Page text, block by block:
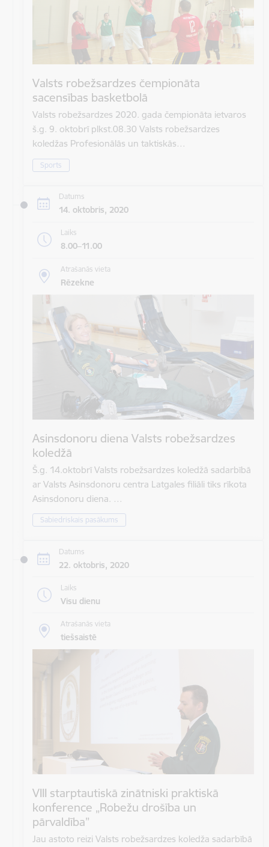
Valsts robežsardzes čempionāta
sacensības basketbolā
Valsts robežsardzes 2020. gada čempionāta ietvaros
š.g. 9. oktobrī plkst.08.30 Valsts robežsardzes
koledžas Profesionālās un taktiskās…
Sports
Datums
14. oktobris, 2020
Laiks
8.00–11.00
Atrašanās vieta
Rēzekne
Asinsdonoru diena Valsts robežsardzes
koledžā
Š.g. 14.oktobrī Valsts robežsardzes koledžā sadarbībā
ar Valsts Asinsdonoru centra Latgales filiāli tiks rīkota
Asinsdonoru diena. …
Sabiedriskais pasākums
Datums
22. oktobris, 2020
Laiks
Visu dienu
Atrašanās vieta
tiešsaistē
VIII starptautiskā zinātniski praktiskā
konference „Robežu drošība un
pārvaldība”
Jau astoto reizi Valsts robežsardzes koledža sadarbībā